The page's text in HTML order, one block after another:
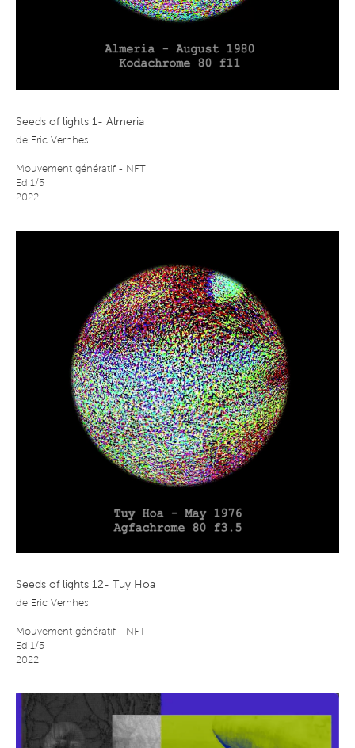
Seeds of lights 1- Almeria
de Eric Vernhes
Mouvement génératif - NFT
Ed.1/5
2022
Seeds of lights 12- Tuy Hoa
de Eric Vernhes
Mouvement génératif - NFT
Ed.1/5
2022